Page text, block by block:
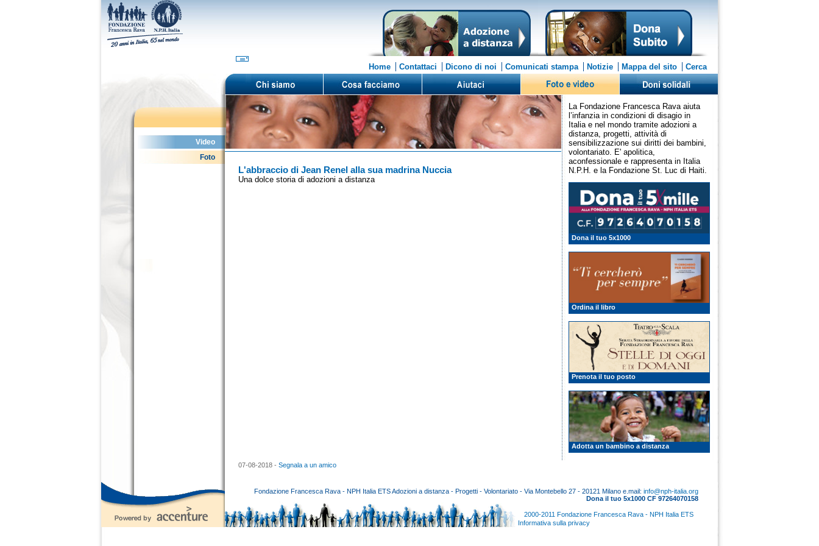
Home Contattaci Dicono di noi Comunicati stampa Notizie Mappa del sito Cerca
Video
Foto
L'abbraccio di Jean Renel alla sua madrina Nuccia
Una dolce storia di adozioni a distanza
07-08-2018 - Segnala a un amico
La Fondazione Francesca Rava aiuta
l’infanzia in condizioni di disagio in
Italia e nel mondo tramite adozioni a
distanza, progetti, attività di
sensibilizzazione sui diritti dei bambini,
volontariato. E' apolitica,
aconfessionale e rappresenta in Italia
N.P.H. e la Fondazione St. Luc di Haiti.
Dona il tuo 5x1000
Ordina il libro
Prenota il tuo posto
Adotta un bambino a distanza
Fondazione Francesca Rava - NPH Italia ETS Adozioni a distanza - Progetti - Volontariato - Via Montebello 27 - 20121 Milano e.mail: info@nph-italia.org
Dona il tuo 5x1000 CF 97264070158
2000-2011 Fondazione Francesca Rava - NPH Italia ETS
Informativa sulla privacy